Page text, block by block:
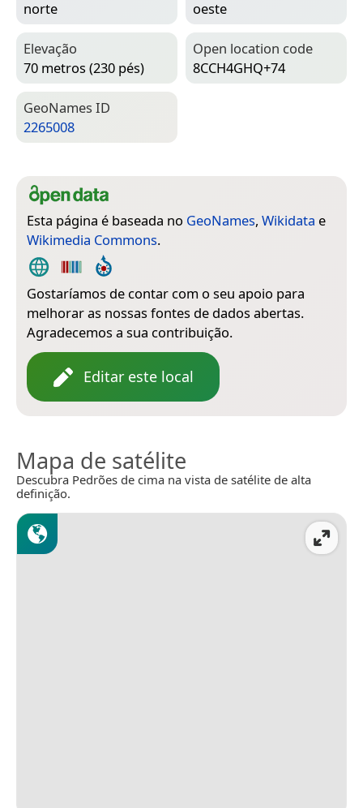
norte
oeste
Elevação
70 metros (230 pés)
Open location code
8CCH4GHQ+74
Geo­Names ID
2265008
Esta página é baseada no GeoNames, Wikidata e
Wikimedia Commons.
Gostaríamos de contar com o seu apoio para
melhorar as nossas fontes de dados abertas.
Agradecemos a sua contribuição.
Editar este local
Mapa de satélite
Descubra Pedrões de cima na vista de satélite de alta
definição.